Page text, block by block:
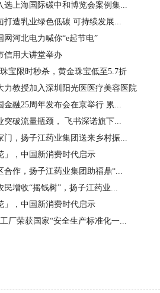
选上海国际碳中和博览会案例集...
打造乳业绿色低碳 可持续发展...
网河北电力喊你“e起节电”
信用大讲堂举办
宝限时秒杀，黄金珠宝低至5.7折
力教授加入深圳阳光医医疗美容医院
金融25周年发布会在京举行 累...
突破流量瓶颈， 飞书深诺旗下...
门，扬子江药业集团送来乡村振...
」，中国新消费时代启示
合作，扬子江药业集团助福鼎“...
民增收“摇钱树”，扬子江药业...
」，中国新消费时代启示
厂荣获国家“安全生产标准化一...